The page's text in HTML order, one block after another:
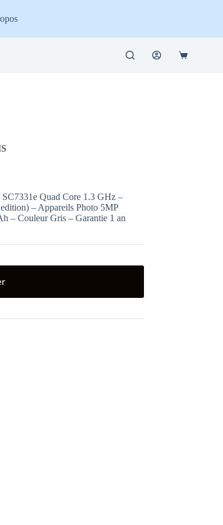
Panier
Quad Core 1.3 GHz –
– Appareils Photo 5MP
– Couleur Gris – Garantie 1 an